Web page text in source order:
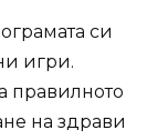
си
игри.
правилното
на здрави